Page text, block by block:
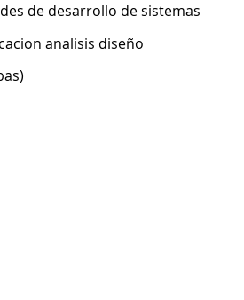
de desarrollo de sistemas
analisis diseño